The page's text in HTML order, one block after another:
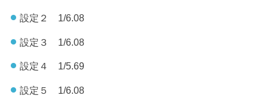
設定２ 1/6.08
設定３ 1/6.08
設定４ 1/5.69
設定５ 1/6.08